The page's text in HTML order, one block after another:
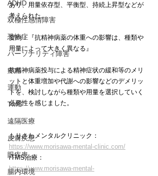
ADHD
双極性感情障害
恐怖症
パーソナリティ障害
疼痛
運動
TMS
遠隔医療
皮膚疾患
眼疾患
腸内環境
あり、用量依存型、平衡型、持続上昇型などが
考えられた。
要約：『抗精神病薬の体重への影響は、種類や
用量によって大きく異なる』
抗精神病薬投与による精神症状の緩和等のメリ
ットと体重増加や代謝への影響などのデメリッ
トを、検討しながら種類や用量を選択していく
必要性を感じました。
もりさわメンタルクリニック：
https://www.morisawa-mental-clinic.com/
rTMS治療：
https://www.morisawa-mental-